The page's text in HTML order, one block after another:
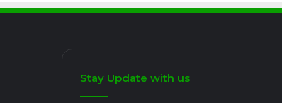
Stay Update with us